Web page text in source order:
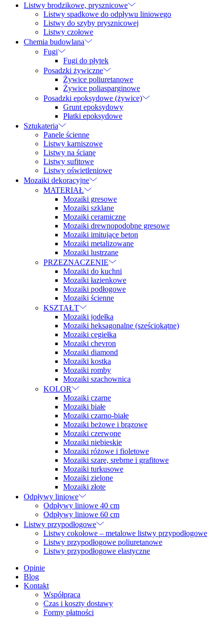
Listwy brodzikowe, prysznicowe
Listwy spadkowe do odpływu liniowego
Listwy do szyby prysznicowej
Listwy czołowe
Chemia budowlana
Fugi
Fugi do płytek
Posadzki żywiczne
Żywice poliuretanowe
Żywice poliasparginowe
Posadzki epoksydowe (żywice)
Grunt epoksydowy
Płatki epoksydowe
Sztukateria
Panele ścienne
Listwy karniszowe
Listwy na ścianę
Listwy sufitowe
Listwy oświetleniowe
Mozaiki dekoracyjne
MATERIAŁ
Mozaiki gresowe
Mozaiki szklane
Mozaiki ceramiczne
Mozaiki drewnopodobne gresowe
Mozaiki imitujące beton
Mozaiki metalizowane
Mozaiki lustrzane
PRZEZNACZENIE
Mozaiki do kuchni
Mozaiki łazienkowe
Mozaiki podłogowe
Mozaiki ścienne
KSZTAŁT
Mozaiki jodełka
Mozaiki heksagonalne (sześciokątne)
Mozaiki cegiełka
Mozaiki chevron
Mozaiki diamond
Mozaiki kostka
Mozaiki romby
Mozaiki szachownica
KOLOR
Mozaiki czarne
Mozaiki białe
Mozaiki czarno-białe
Mozaiki beżowe i brązowe
Mozaiki czerwone
Mozaiki niebieskie
Mozaiki różowe i fioletowe
Mozaiki szare, srebrne i grafitowe
Mozaiki turkusowe
Mozaiki zielone
Mozaiki złote
Odpływy liniowe
Odpływy liniowe 40 cm
Odpływy liniowe 60 cm
Listwy przypodłogowe
Listwy cokołowe – metalowe listwy przypodłogowe
Listwy przypodłogowe poliuretanowe
Listwy przypodłogowe elastyczne
Opinie
Blog
Kontakt
Współpraca
Czas i koszty dostawy
Formy płatności